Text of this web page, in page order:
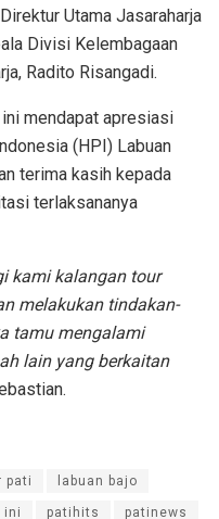
Utama Jasaraharja
Divisi Kelembagaan
Radito Risangadi.
ini mendapat apresiasi
(HPI) Labuan
terima kasih kepada
terlaksananya
kami kalangan tour
melakukan tindakan-
tamu mengalami
lain yang berkaitan
pati labuan bajo
ini patihits patinews